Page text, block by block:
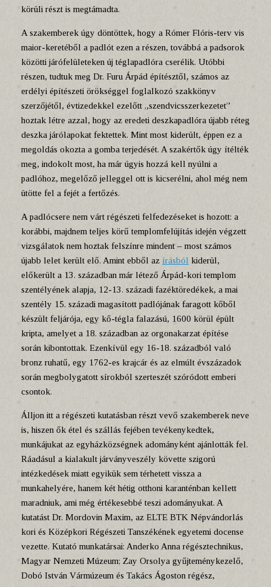
körüli részt is megtámadta.
A szakemberek úgy döntöttek, hogy a Rómer Flóris-terv vis
maior-keretéből a padlót ezen a részen, továbbá a padsorok
közötti járófelületeken új téglapadlóra cserélik. Utóbbi
részen, tudtuk meg Dr. Furu Árpád építésztől, számos az
erdélyi építészeti örökséggel foglalkozó szakkönyv
szerzőjétől, évtizedekkel ezelőtt „szendvicsszerkezetet”
hoztak létre azzal, hogy az eredeti deszkapadlóra újabb réteg
deszka járólapokat fektettek. Mint most kiderült, éppen ez a
megoldás okozta a gomba terjedését. A szakértők úgy ítélték
meg, indokolt most, ha már úgyis hozzá kell nyúlni a
padlóhoz, megelőző jelleggel ott is kicserélni, ahol még nem
ütötte fel a fejét a fertőzés.
A padlócsere nem várt régészeti felfedezéseket is hozott: a
korábbi, majdnem teljes körű templomfelújítás idején végzett
vizsgálatok nem hoztak felszínre mindent – most számos
újabb lelet került elő. Amint ebből az írásból kiderül,
előkerült a 13. században már létező Árpád-kori templom
szentélyének alapja, 12-13. századi fazéktöredékek, a mai
szentély 15. századi magasított padlójának faragott kőből
készült feljárója, egy kő-tégla falazású, 1600 körül épült
kripta, amelyet a 18. században az orgonakarzat építése
során kibontottak. Ezenkívül egy 16-18. századból való
bronz ruhatű, egy 1762-es krajcár és az elmúlt évszázadok
során megbolygatott sírokból szerteszét szóródott emberi
csontok.
Álljon itt a régészeti kutatásban részt vevő szakemberek neve
is, hiszen ők étel és szállás fejében tevékenykedtek,
munkájukat az egyházközségnek adományként ajánlották fel.
Ráadásul a kialakult járványveszély követte szigorú
intézkedések miatt egyikük sem térhetett vissza a
munkahelyére, hanem két hétig otthoni karanténban kellett
maradniuk, ami még értékesebbé teszi adományukat. A
kutatást Dr. Mordovin Maxim, az ELTE BTK Népvándorlás
kori és Középkori Régészeti Tanszékének egyetemi docense
vezette. Kutató munkatársai: Anderko Anna régésztechnikus,
Magyar Nemzeti Múzeum; Zay Orsolya gyűjteménykezelő,
Dobó István Vármúzeum és Takács Ágoston régész,